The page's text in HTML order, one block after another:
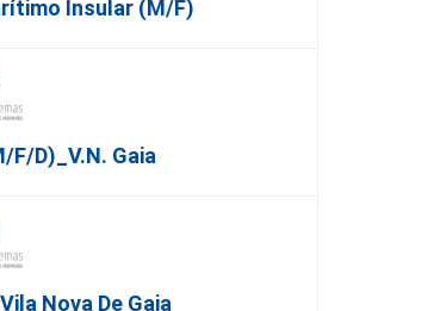
Insular (m/f)
f/d)_V.N. Gaia
Nova De Gaia